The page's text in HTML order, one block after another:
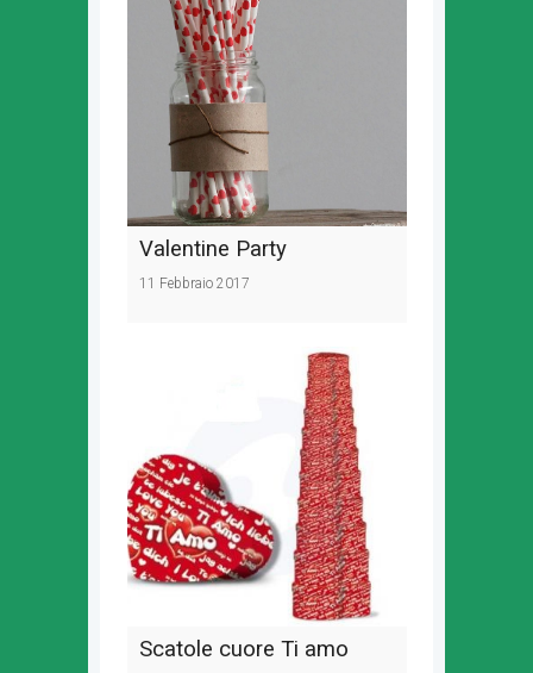
Valentine Party
11 Febbraio 2017
Scatole cuore Ti amo